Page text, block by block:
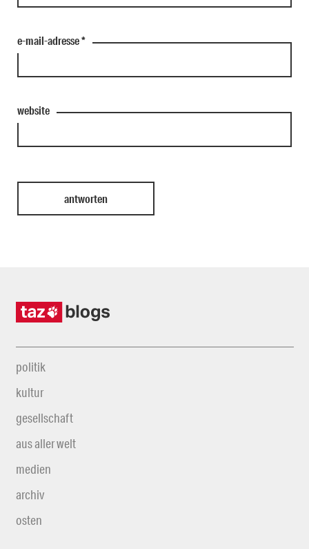
e-mail-adresse*
website
politik
kultur
gesellschaft
aus aller welt
medien
archiv
osten